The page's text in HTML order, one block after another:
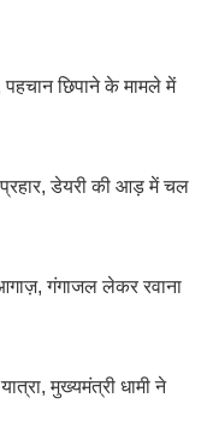
पहचान छिपाने के मामले में
डेयरी की आड़ में चल
गंगाजल लेकर रवाना
मुख्यमंत्री धामी ने